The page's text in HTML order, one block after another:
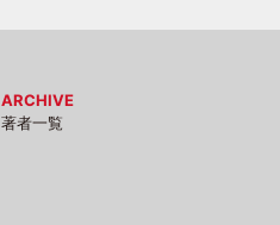
ARCHIVE
著者一覧